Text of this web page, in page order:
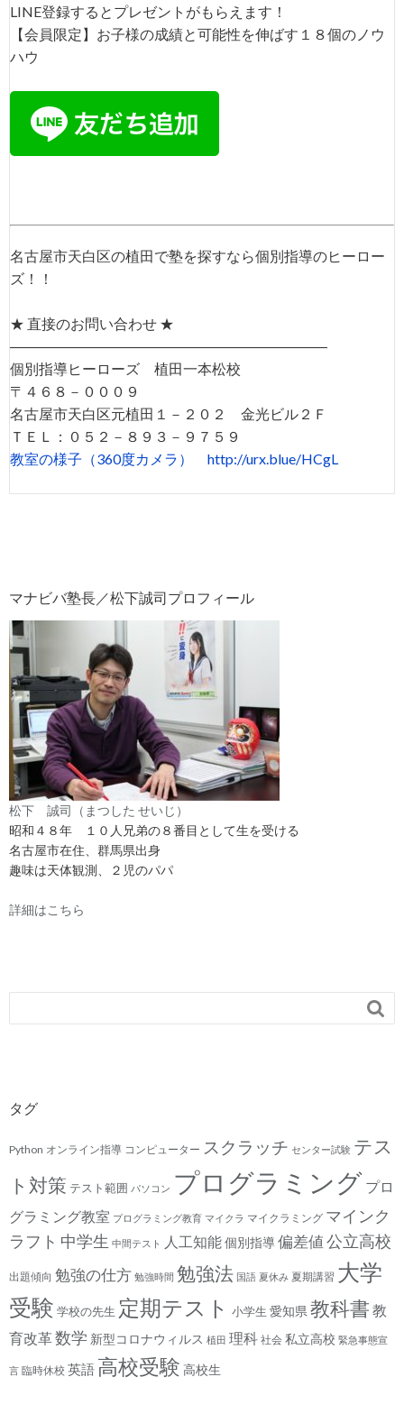
LINE登録するとプレゼントがもらえます！
【会員限定】お子様の成績と可能性を伸ばす１８個のノウ
ハウ
名古屋市天白区の植田で塾を探すなら個別指導のヒーロー
ズ！！
★ 直接のお問い合わせ ★
――――――――――――――――――――――
個別指導ヒーローズ 植田一本松校
〒４６８－０００９
名古屋市天白区元植田１－２０２ 金光ビル２Ｆ
ＴＥＬ：０５２－８９３－９７５９
教室の様子（360度カメラ）
http://urx.blue/HCgL
マナビバ塾長／松下誠司プロフィール
松下 誠司（まつした せいじ）
昭和４８年 １０人兄弟の８番目として生を受ける
名古屋市在住、群馬県出身
趣味は天体観測、２児のパパ
詳細はこちら

タグ
Python オンライン指導 コンピューター スクラッチ センター試験 テス
ト対策 テスト範囲 パソコン プログラミング プロ
グラミング教室 プログラミング教育 マイクラ マイクラミング マインク
ラフト 中学生 中間テスト 人工知能個別指導偏差値 公立高校
出題傾向 勉強の仕方 勉強時間 勉強法 国語 夏休み 夏期講習 大学
受験 学校の先生 定期テスト 小学生 愛知県 教科書 教
育改革数学 新型コロナウィルス 植田 理科 社会 私立高校 緊急事態宣
言 臨時休校 英語 高校受験 高校生